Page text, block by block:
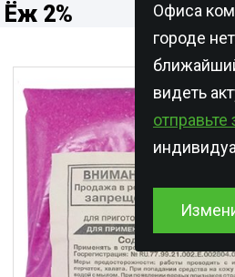
Офиса
городе
видеть
отправьте
Ёж 2%